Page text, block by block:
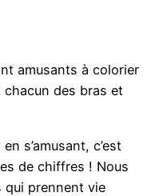
amusants à colorier
des bras et
s’amusant, c’est
de chiffres ! Nous
qui prennent vie